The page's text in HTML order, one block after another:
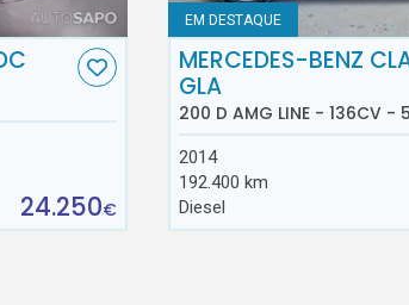
24.250€
EM DESTAQUE
MERCEDES-BENZ
GLA
200 D AMG LINE - 136CV -
2014
192.400 km
Diesel